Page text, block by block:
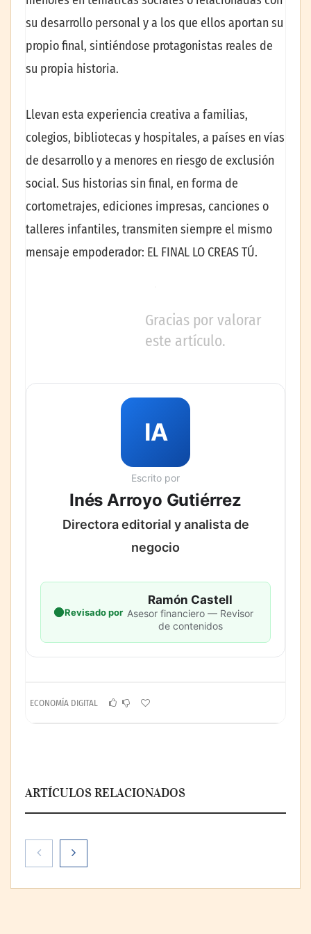
su desarrollo personal y a los que ellos aportan su
propio final, sintiéndose protagonistas reales de
su propia historia.
Llevan esta experiencia creativa a familias,
colegios, bibliotecas y hospitales, a países en vías
de desarrollo y a menores en riesgo de exclusión
social. Sus historias sin final, en forma de
cortometrajes, ediciones impresas, canciones o
talleres infantiles, transmiten siempre el mismo
mensaje empoderador: EL FINAL LO CREAS TÚ.
Gracias por valorar
este artículo.
IA
Escrito por
Inés Arroyo Gutiérrez
Directora editorial y analista de
negocio
Revisado por
Ramón Castell
Asesor financiero — Revisor
de contenidos
ECONOMÍA DIGITAL
ARTÍCULOS RELACIONADOS
Paso a paso: ¿cómo prepararse para la
transición a la jornada de 40 horas? Guía